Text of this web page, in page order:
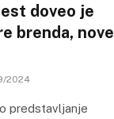
doveo je
brenda, nove
2024
predstavljanje